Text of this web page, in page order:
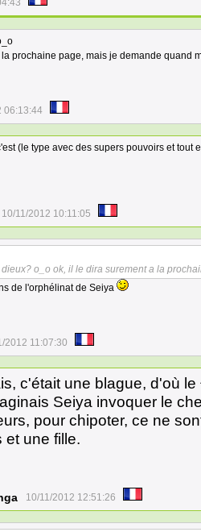
prochaine page, mais je demande quand
06:13:44
(le type avec des supers pouvoirs et tout
10/11/2012 10:11:05
dieux? o_o ok, il le dira surement a la
de l'orphélinat de Seiya
2012 11:07:30
c'était une blague, d'où
Seiya invoquer le
pour chipoter, ce ne
et une fille.
10/11/2012 12:51:26